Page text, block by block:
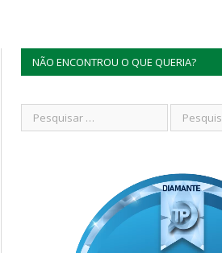
NÃO ENCONTROU O QUE QUERIA?